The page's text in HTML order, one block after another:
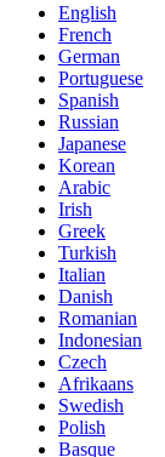
English
French
German
Portuguese
Spanish
Russian
Japanese
Korean
Arabic
Irish
Greek
Turkish
Italian
Danish
Romanian
Indonesian
Czech
Afrikaans
Swedish
Polish
Basque